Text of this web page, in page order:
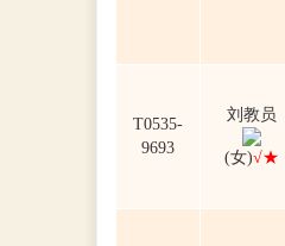
T0535-
9693
刘教员
(女)√★